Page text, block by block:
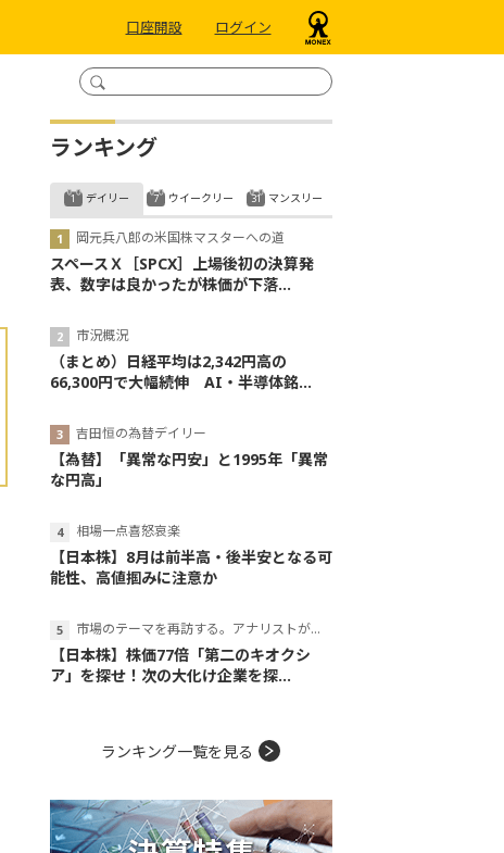
口座開設 ログイン
ランキング
デイリー
岡元兵八郎の米国株マスターへの道
スペースＸ［SPCX］上場後初の決算発
表、数字は良かったが株価が下落...
市況概況
（まとめ）日経平均は2,342円高の
66,300円で大幅続伸 AI・半導体銘...
吉田恒の為替デイリー
【為替】「異常な円安」と1995年「異常
な円高」
相場一点喜怒哀楽
【日本株】8月は前半高・後半安となる可
能性、高値掴みに注意か
市場のテーマを再訪する。アナリストが読み解くテーマの本質
【日本株】株価77倍「第二のキオクシ
ア」を探せ！次の大化け企業を探...
ウイークリー マンスリー
ランキング一覧を見る